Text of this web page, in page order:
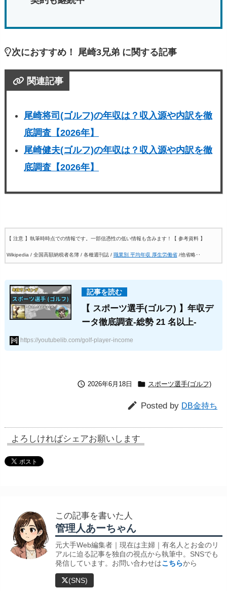
次におすすめ！ 尾崎3兄弟 に関する記事
関連記事
尾崎将司(ゴルフ)の年収は？収入源や内訳を徹
底調査【2026年】
尾崎健夫(ゴルフ)の年収は？収入源や内訳を徹
底調査【2026年】
【 注意 】執筆時時点での情報です。一部信憑性の低い情報も含みます！ 【 参考資料 】
Wikipedia / 全国高額納税者名簿 / 各種週刊誌 / 職業別 平均年収 厚生労働省/他省略‥
【 スポーツ選手(ゴルフ) 】年収デ
ータ徹底調査-総勢 21 名以上-
https://youtubelib.com/golf-player-income
 2026年6月18日  スポーツ選手(ゴルフ)
 Posted by DB金持ち
よろしければシェアお願いします
この記事を書いた人
管理人あーちゃん
元大手Web編集者｜現在は主婦｜有名人とお金のリ
アルに迫る記事を独自の視点から執筆中。SNSでも
発信しています。お問い合わせはこちらから
(SNS)